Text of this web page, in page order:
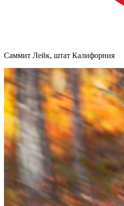
Саммит Лейк, штат Калифорния